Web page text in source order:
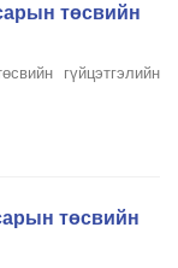
төсвийн
гүйцэтгэлийн
төсвийн